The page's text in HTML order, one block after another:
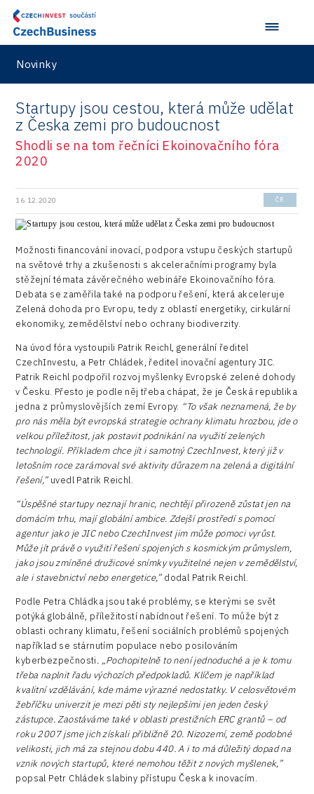
Novinky
Startupy jsou cestou, která může udělat
z Česka zemi pro budoucnost
Shodli se na tom řečníci Ekoinovačního fóra
2020
16.12.2020 ČR
Možnosti financování inovací, podpora vstupu českých startupů
na světové trhy a zkušenosti s akceleračními programy byla
stěžejní témata závěrečného webináře Ekoinovačního fóra.
Debata se zaměřila také na podporu řešení, která akceleruje
Zelená dohoda pro Evropu, tedy z oblastí energetiky, cirkulární
ekonomiky, zemědělství nebo ochrany biodiverzity.
Na úvod fóra vystoupili Patrik Reichl, generální ředitel
CzechInvestu, a Petr Chládek, ředitel inovační agentury JIC.
Patrik Reichl podpořil rozvoj myšlenky Evropské zelené dohody
v Česku. Přesto je podle něj třeba chápat, že je Česká republika
jedna z průmyslovějších zemí Evropy. “To však neznamená, že by
pro nás měla být evropská strategie ochrany klimatu hrozbou, jde o
velkou příležitost, jak postavit podnikání na využití zelených
technologií. Příkladem chce jít i samotný CzechInvest, který již v
letošním roce zarámoval své aktivity důrazem na zelená a digitální
řešení,”uvedl Patrik Reichl.
“Úspěšné startupy neznají hranic, nechtějí přirozeně zůstat jen na
domácím trhu, mají globální ambice. Zdejší prostředí s pomocí
agentur jako je JIC nebo CzechInvest jim může pomoci vyrůst.
Může jít právě o využití řešení spojených s kosmickým průmyslem,
jako jsou zmíněné družicové snímky využitelné nejen v zemědělství,
ale i stavebnictví nebo energetice,”dodal Patrik Reichl.
Podle Petra Chládka jsou také problémy, se kterými se svět
potýká globálně, příležitostí nabídnout řešení. To může být z
oblasti ochrany klimatu, řešení sociálních problémů spojených
například se stárnutím populace nebo posilováním
kyberbezpečnosti. „Pochopitelně to není jednoduché a je k tomu
třeba naplnit řadu výchozích předpokladů. Klíčem je například
kvalitní vzdělávání, kde máme výrazné nedostatky. V celosvětovém
žebříčku univerzit je mezi pěti sty nejlepšími jen jeden český
zástupce. Zaostáváme také v oblasti prestižních ERC grantů – od
roku 2007 jsme jich získali přibližně 20. Nizozemí, země podobné
velikosti, jich má za stejnou dobu 440. A i to má důležitý dopad na
vznik nových startupů, které nemohou těžit z nových myšlenek,”
popsal Petr Chládek slabiny přístupu Česka k inovacím.